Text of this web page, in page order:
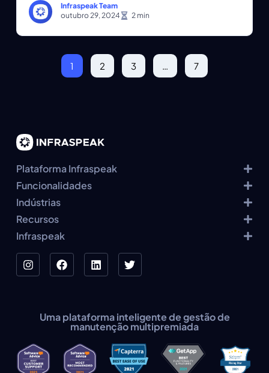
Infraspeak Team
outubro 29, 2024
1 2 3 … 7
Plataforma Infraspeak
Funcionalidades
Indústrias
Recursos
Infraspeak
Uma plataforma inteligente de gestão de
manutenção multipremiada